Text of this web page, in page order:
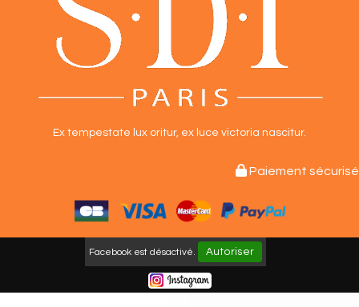
Ex tempestate lux oritur, ex luce victoria nascitur.
Paiement sécurisé
Facebook est désactivé. Autoriser